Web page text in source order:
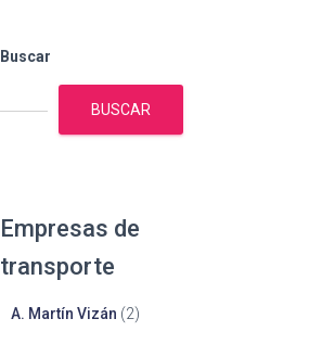
Buscar
BUSCAR
Empresas de
transporte
A. Martín Vizán (2)